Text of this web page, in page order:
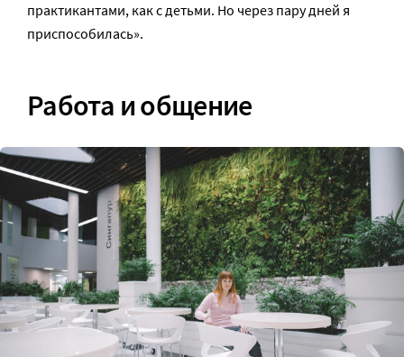
практикантами, как с детьми. Но через пару дней я
приспособилась».
Работа и общение